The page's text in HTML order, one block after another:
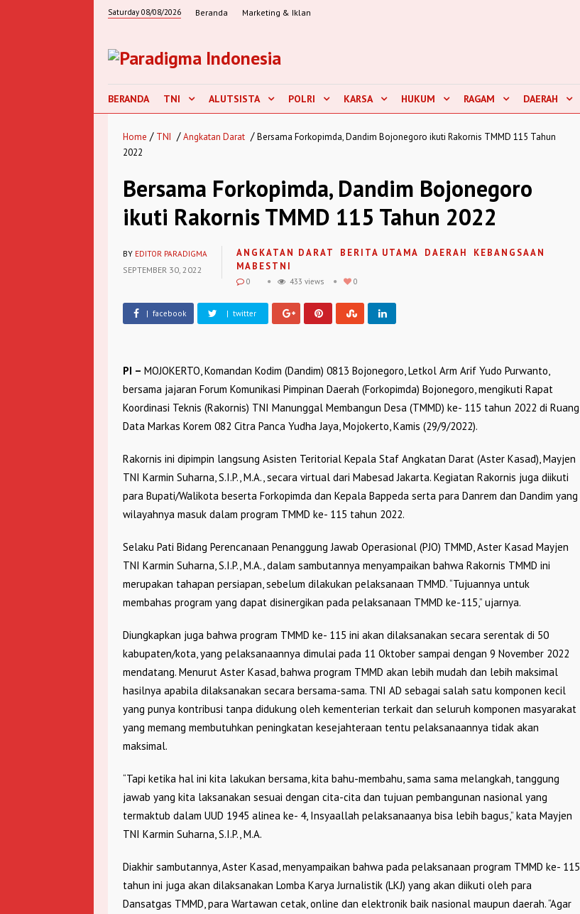
Saturday 08/08/2026 Beranda Marketing & Iklan
BERANDA TNI ALUTSISTA POLRI KARSA HUKUM RAGAM DAERAH
Home / TNI / Angkatan Darat / Bersama Forkopimda, Dandim Bojonegoro ikuti Rakornis TMMD 115 Tahun
2022
Bersama Forkopimda, Dandim Bojonegoro
ikuti Rakornis TMMD 115 Tahun 2022
BY EDITOR PARADIGMA
SEPTEMBER 30, 2022
ANGKATAN DARAT BERITA UTAMA DAERAH
KEBANGSAAN
MABESTNI
0 433 views 0
| facebook | twitter
PI – MOJOKERTO, Komandan Kodim (Dandim) 0813 Bojonegoro, Letkol Arm Arif Yudo Purwanto,
bersama jajaran Forum Komunikasi Pimpinan Daerah (Forkopimda) Bojonegoro, mengikuti Rapat
Koordinasi Teknis (Rakornis) TNI Manunggal Membangun Desa (TMMD) ke- 115 tahun 2022 di Ruang
Data Markas Korem 082 Citra Panca Yudha Jaya, Mojokerto, Kamis (29/9/2022).
Rakornis ini dipimpin langsung Asisten Teritorial Kepala Staf Angkatan Darat (Aster Kasad), Mayjen
TNI Karmin Suharna, S.I.P., M.A., secara virtual dari Mabesad Jakarta. Kegiatan Rakornis juga diikuti
para Bupati/Walikota beserta Forkopimda dan Kepala Bappeda serta para Danrem dan Dandim yang
wilayahnya masuk dalam program TMMD ke- 115 tahun 2022.
Selaku Pati Bidang Perencanaan Penanggung Jawab Operasional (PJO) TMMD, Aster Kasad Mayjen
TNI Karmin Suharna, S.I.P., M.A., dalam sambutannya menyampaikan bahwa Rakornis TMMD ini
merupakan tahapan persiapan, sebelum dilakukan pelaksanaan TMMD. “Tujuannya untuk
membahas program yang dapat disinergikan pada pelaksanaan TMMD ke-115,” ujarnya.
Diungkapkan juga bahwa program TMMD ke- 115 ini akan dilaksanakan secara serentak di 50
kabupaten/kota, yang pelaksanaannya dimulai pada 11 Oktober sampai dengan 9 November 2022
mendatang. Menurut Aster Kasad, bahwa program TMMD akan lebih mudah dan lebih maksimal
hasilnya apabila dilaksanakan secara bersama-sama. TNI AD sebagai salah satu komponen kecil
yang punya kontribusi tanpa didukung oleh kementerian terkait dan seluruh komponen masyarakat
yang memang membutuhkan peningkatan kesejahteraan tentu pelaksanaannya tidak akan
maksimal.
“Tapi ketika hal ini kita lakukan bersama, kita bahu-membahu, sama sama melangkah, tanggung
jawab yang kita laksanakan sesuai dengan cita-cita dan tujuan pembangunan nasional yang
termaktub dalam UUD 1945 alinea ke- 4, Insyaallah pelaksanaanya bisa lebih bagus,” kata Mayjen
TNI Karmin Suharna, S.I.P., M.A.
Diakhir sambutannya, Aster Kasad, menyampaikan bahwa pada pelaksanaan program TMMD ke- 115
tahun ini juga akan dilaksanakan Lomba Karya Jurnalistik (LKJ) yang akan diikuti oleh para
Dansatgas TMMD, para Wartawan cetak, online dan elektronik baik nasional maupun daerah. “Agar